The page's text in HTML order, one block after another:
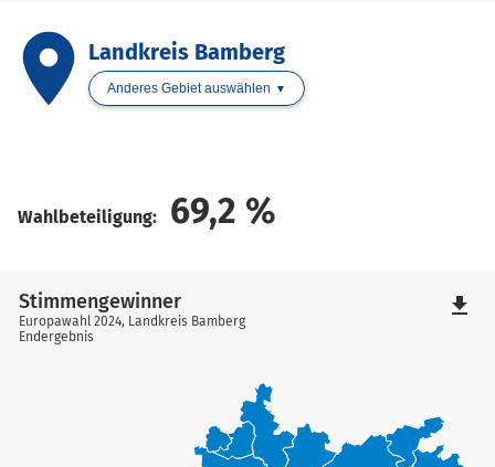
placeLandkreis Bamberg
Anderes Gebiet auswählen
Wahlbeteiligung: 69,2 %
Stimmengewinner
Europawahl 2024, Landkreis Bamberg
Endergebnis
file_download